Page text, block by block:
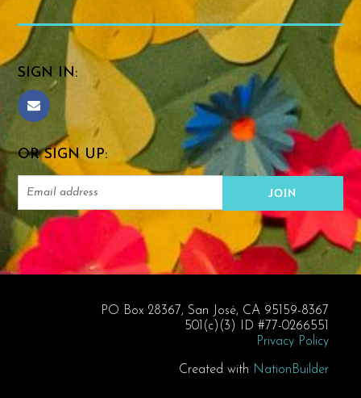
SIGN IN:
OR SIGN UP:
PO Box 28367, San José, CA 95159-8367
501(c)(3) ID #77-0266551
Privacy Policy
Created with NationBuilder